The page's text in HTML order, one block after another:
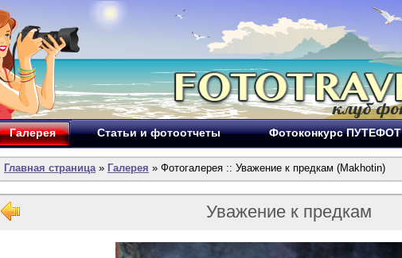
Галерея Статьи и фотоотчеты Фотоконкурс ПУТЕФОТ
Главная страница» Галерея » Фотогалерея :: Уважение к предкам (Makhotin)
Уважение к предкам